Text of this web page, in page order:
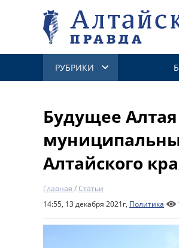
РУБРИКИ
Будущее
Алтайского
Главная /Статьи
14:55, 13 декабря 2021г, Политика